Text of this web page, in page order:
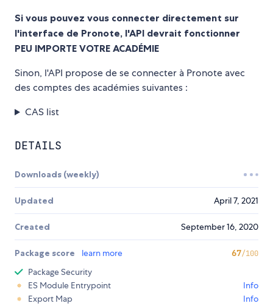
Si vous pouvez vous connecter directement sur
l'interface de Pronote, l'API devrait fonctionner
PEU IMPORTE VOTRE ACADÉMIE
Sinon, l'API propose de se connecter à Pronote avec
des comptes des académies suivantes :
CAS list
DETAILS
Downloads (weekly)
Updated April 7, 2021
Created September 16, 2020
Package score learn more 67/100
Package Security
ES Module Entrypoint
Info
Export Map
Info